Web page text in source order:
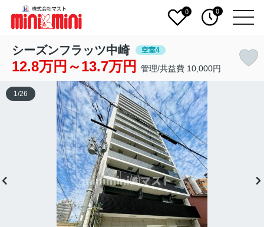
0 0
シーズンフラッツ中崎 空室4
12.8万円～13.7万円 管理/共益費 10,000円
1 /26